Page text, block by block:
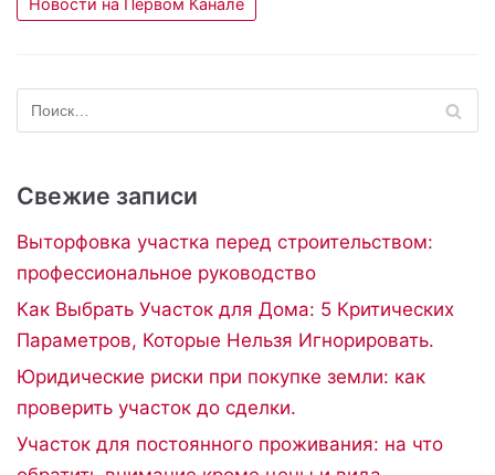
Новости на Первом Канале
Свежие записи
Выторфовка участка перед строительством:
профессиональное руководство
Как Выбрать Участок для Дома: 5 Критических
Параметров, Которые Нельзя Игнорировать.
Юридические риски при покупке земли: как
проверить участок до сделки.
Участок для постоянного проживания: на что